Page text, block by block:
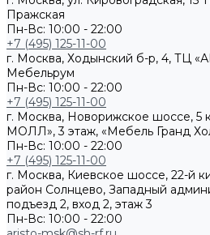
Пражская
Пн-Вс: 10:00 - 22:00
+7 (495) 125-11-00
г. Москва, Ходынский б-р, 4, ТЦ
Мебельрум
Пн-Вс: 10:00 - 22:00
+7 (495) 125-11-00
г. Москва, Новорижское шоссе,
МОЛЛ», 3 этаж, «Мебель Гранд
Пн-Вс: 10:00 - 22:00
+7 (495) 125-11-00
г. Москва, Киевское шоссе, 22-й
район Солнцево, Западный
подъезд 2, вход 2, этаж 3
Пн-Вс: 10:00 - 22:00